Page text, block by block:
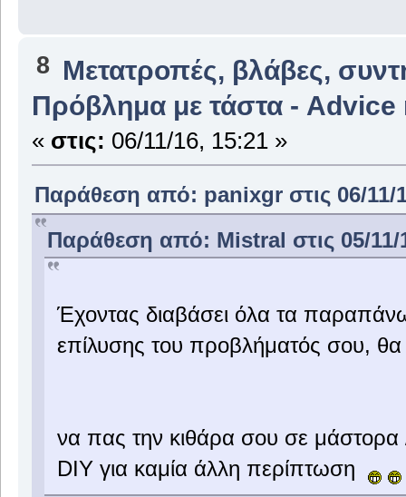
8 Μετατροπές, βλάβες,
Πρόβλημα με τάστα - Advice
« στις: 06/11/16, 15:21 »
Παράθεση από: panixgr στις 06/11/
Παράθεση από: Mistral στις 05/11/
Έχοντας διαβάσει όλα τα
επίλυσης του προβλήματός σου,
να πας την κιθάρα σου σε μάστορα /
DIY για καμία άλλη περίπτωση